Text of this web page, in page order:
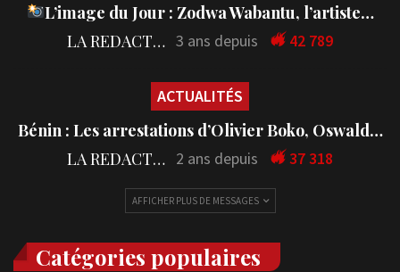
L’image du Jour : Zodwa Wabantu, l’artiste…
LA REDACTION 3 ans depuis 42 789
ACTUALITÉS
Bénin : Les arrestations d’Olivier Boko, Oswald…
LA REDACTION 2 ans depuis 37 318
AFFICHER PLUS DE MESSAGES
Catégories populaires